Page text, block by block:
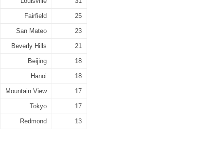
Fairfield 25
San Mateo 23
Beverly Hills 21
Beijing 18
Hanoi 18
Mountain View 17
Tokyo 17
Redmond 13